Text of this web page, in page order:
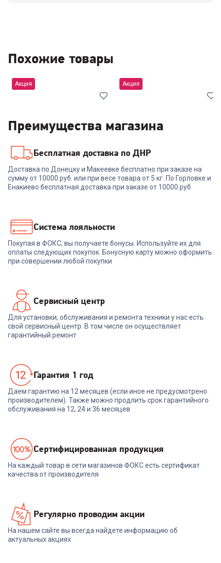
Похожие товары
Акция
4.3(
Холодильник WESTBURG
RINF-C420 inox
42 500₽
В корзину
Акция
Холодильник WESTBURG
RINF-C420 white
В корзину
Преимущества магазина
Бесплатная доставка по ДНР
Доставка по Донецку и Макеевке бесплатно при заказе на
сумму от 10000 руб. или при весе товара от 5 кг. По Горловке и
Енакиево бесплатная доставка при заказе от 10000 руб
Система лояльности
Покупая в ФОКС, вы получаете бонусы. Используйте их для
оплаты следующих покупок. Бонусную карту можно оформить
при совершении любой покупки
Сервисный центр
Для установки, обслуживания и ремонта техники у нас есть
свой сервисный центр. В том числе он осуществляет
гарантийный ремонт
Гарантия 1 год
Даем гарантию на 12 месяцев (если иное не предусмотрено
производителем). Также можно продлить срок гарантийного
обслуживания на 12, 24 и 36 месяцев
Cертифицированная продукция
На каждый товар в сети магазинов ФОКС есть сертификат
качества от производителя
Регулярно проводим акции
На нашем сайте вы всегда найдете информацию об
актуальных акциях